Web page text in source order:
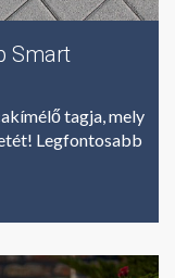
Smart
tagja, mely
Legfontosabb